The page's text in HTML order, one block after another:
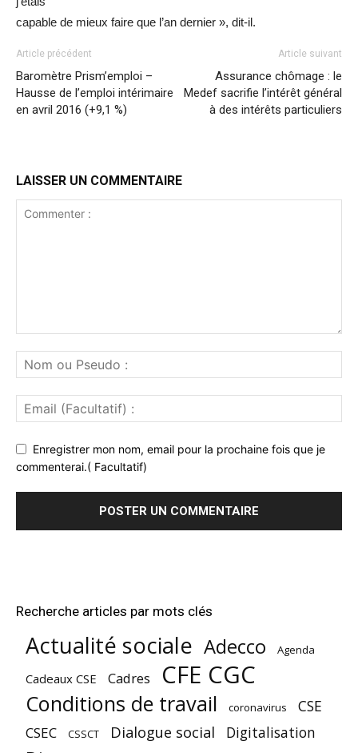
capable de mieux faire que l’an dernier », dit-il.
Article précédent
Baromètre Prism’emploi –
Hausse de l’emploi intérimaire
en avril 2016 (+9,1 %)
Article suivant
Assurance chômage : le
Medef sacrifie l’intérêt général
à des intérêts particuliers
LAISSER UN COMMENTAIRE
Enregistrer mon nom, email pour la prochaine fois que je
commenterai.( Facultatif)
Recherche articles par mots clés
Actualité sociale Adecco Agenda
Cadeaux CSE Cadres CFE CGC
Conditions de travail coronavirus CSE
CSEC CSSCT Dialogue social Digitalisation